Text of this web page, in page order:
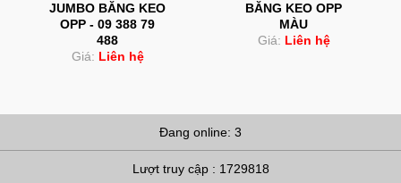
JUMBO BĂNG KEO
OPP - 09 388 79
488
Giá: Liên hệ
BĂNG KEO OPP
MÀU
Giá: Liên hệ
Đang online: 3
Lượt truy cập : 1729818